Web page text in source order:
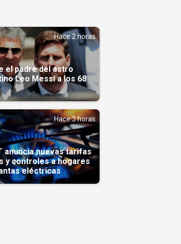
Hace 2 horas
el padre del astro
Leo Messi a los 68
Hace 3 horas
anuncia nuevas tarifas
y controles a hogares
eléctricas